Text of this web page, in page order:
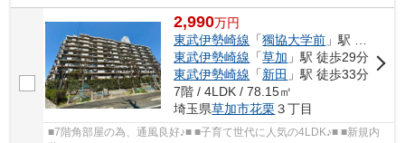
2,990万円
東武伊勢崎線 「獨協大学前 」駅 徒歩18分
東武伊勢崎線 「草加 」駅 徒歩29分
東武伊勢崎線 「新田 」駅 徒歩33分
7階 / 4LDK / 78.15㎡
埼玉県草加市花栗３丁目
■7階角部屋の為、通風良好♪■ ■子育て世代に人気の4LDK♪■ ■新規内